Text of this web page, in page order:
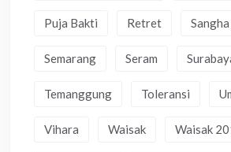
Puja Bakti Retret Sangha
Semarang Seram
Temanggung Toleransi
Vihara Waisak Waisak